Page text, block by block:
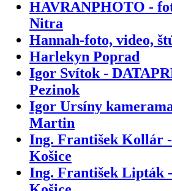
HAVRANPHOTO -
Nitra
Hannah-foto, video,
Harlekyn Poprad
Igor Svítok -
Pezinok
Igor Ursíny
Martin
Ing. František Kollár
Košice
Ing. František Lipták